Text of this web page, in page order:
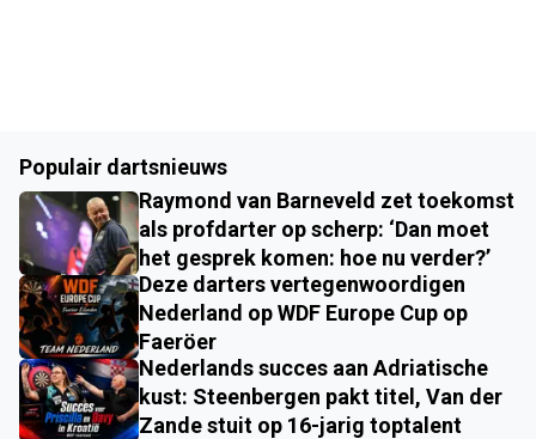
Populair dartsnieuws
Raymond van Barneveld zet toekomst
als profdarter op scherp: ‘Dan moet
het gesprek komen: hoe nu verder?’
Deze darters vertegenwoordigen
Nederland op WDF Europe Cup op
Faeröer
Nederlands succes aan Adriatische
kust: Steenbergen pakt titel, Van der
Zande stuit op 16-jarig toptalent